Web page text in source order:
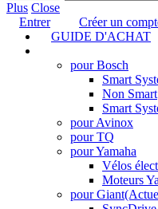
Plus Close
Entrer
Créer un
GUIDE D'ACHAT
pour Bosch
Smart
Non Smart
Smart
pour Avinox
pour TQ
pour Yamaha
Vélos
Moteurs
pour Giant